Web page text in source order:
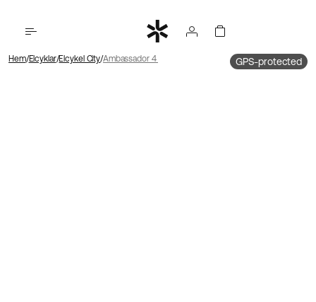
Hem Elcyklar Elcykel City Ambassador 4 Mittmotor | Kedja | SkivbromsGPS-protected